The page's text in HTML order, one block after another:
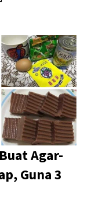
Agar-
Guna 3